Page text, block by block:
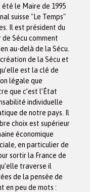
le Maire de 1995
suisse "Le Temps"
Il est président du
Sécu comment
au-delà de la Sécu.
de la Sécu et
est la clé de
légale que
que c’est l’État
individuelle
de notre pays. Il
choix est supérieur
économique
en particulier de
sortir la France de
traverse il
de la pensée de
en peu de mots :